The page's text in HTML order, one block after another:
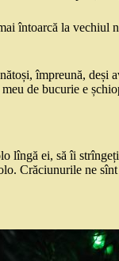
întoarcă la vechiul
împreună, deși
de bucurie e
lîngă ei, să îi
Crăciunurile ne